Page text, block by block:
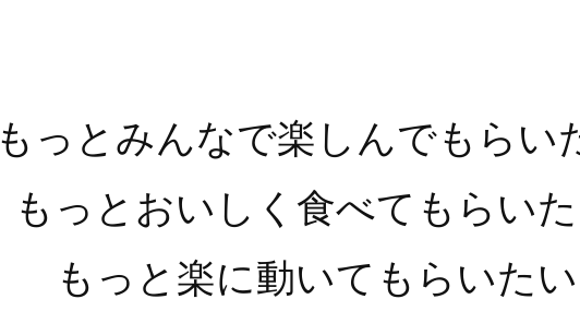
もっとみんなで楽しんでもらい
もっとおいしく食べてもらい
もっと楽に動いてもらいた